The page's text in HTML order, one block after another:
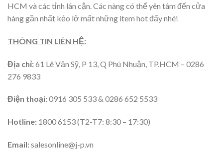
HCM và các tỉnh lân cận. Các nàng có thể yên tâm đến cửa
hàng gần nhất kẻo lỡ mất những item hot đấy nhé!
THÔNG TIN LIÊN HỆ:
Địa chỉ:61 Lê Văn Sỹ, P 13, Q Phú Nhuận, TP.HCM – 0286
276 9833
Điện thoại:0916 305 533 & 0286 652 5533
Hotline: 1800 6153 (T2-T7: 8:30 – 17:30)
Email:salesonline@j-p.vn